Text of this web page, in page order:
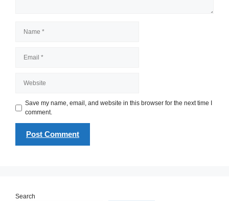
Save my name, email, and website in this browser for the next time I
comment.
Search